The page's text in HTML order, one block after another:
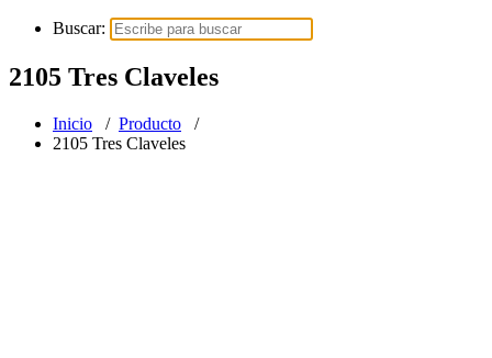
Buscar:
2105 Tres Claveles
Inicio / Producto /
2105 Tres Claveles